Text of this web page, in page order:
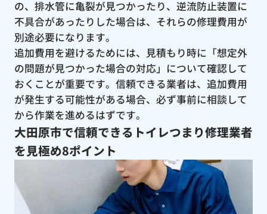
の、排水管に亀裂が見つかったり、逆流防止装置に
不具合があったりした場合は、それらの修理費用が
別途必要になります。
追加費用を避けるためには、見積もり時に「想定外
の問題が見つかった場合の対応」について確認して
おくことが重要です。信頼できる業者は、追加費用
が発生する可能性がある場合、必ず事前に相談して
から作業を進めるはずです。
大田原市で信頼できるトイレつまり修理業者
を見極め8ポイント